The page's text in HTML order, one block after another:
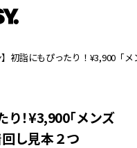
】初詣にもぴったり！¥3,900「
り！¥3,900「メンズ
し見本２つ